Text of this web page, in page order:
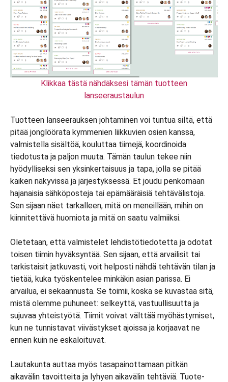
Klikkaa tästä nähdäksesi tämän tuotteen
lanseeraustaulun
Tuotteen lanseerauksen johtaminen voi tuntua siltä, että
pitää jonglöörata kymmenien liikkuvien osien kanssa,
valmistella sisältöä, kouluttaa tiimejä, koordinoida
tiedotusta ja paljon muuta. Tämän taulun tekee niin
hyödylliseksi sen yksinkertaisuus ja tapa, jolla se pitää
kaiken näkyvissä ja järjestyksessä. Et joudu penkomaan
hajanaisia sähköposteja tai epämääräisiä tehtävälistoja.
Sen sijaan näet tarkalleen, mitä on meneillään, mihin on
kiinnitettävä huomiota ja mitä on saatu valmiiksi.
Oletetaan, että valmistelet lehdistötiedotetta ja odotat
toisen tiimin hyväksyntää. Sen sijaan, että arvailisit tai
tarkistaisit jatkuvasti, voit helposti nähdä tehtävän tilan ja
tietää, kuka työskentelee minkäkin asian parissa. Ei
arvailua, ei sekaannusta. Se toimii, koska se kuvastaa sitä,
mistä olemme puhuneet: selkeyttä, vastuullisuutta ja
sujuvaa yhteistyötä. Tiimit voivat välttää myöhästymiset,
kun ne tunnistavat viivästykset ajoissa ja korjaavat ne
ennen kuin ne eskaloituvat.
Lautakunta auttaa myös tasapainottamaan pitkän
aikavälin tavoitteita ja lyhyen aikavälin tehtäviä. Tuote-